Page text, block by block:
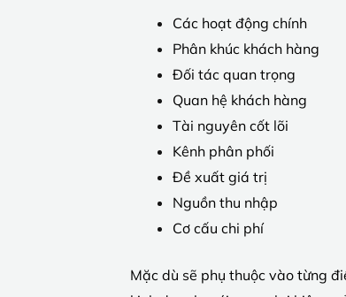
Các hoạt động chính
Phân khúc khách hàng
Đối tác quan trọng
Quan hệ khách hàng
Tài nguyên cốt lõi
Kênh phân phối
Đề xuất giá trị
Nguồn thu nhập
Cơ cấu chi phí
Mặc dù sẽ phụ thuộc vào từng